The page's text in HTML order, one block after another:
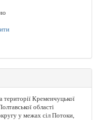
території Кременчуцької
області
у межах сіл Потоки,